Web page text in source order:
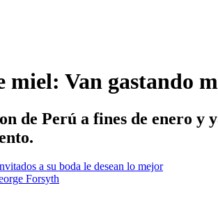
Van gastando
de Perú a fines de enero y
a su boda le desean lo mejor
Forsyth